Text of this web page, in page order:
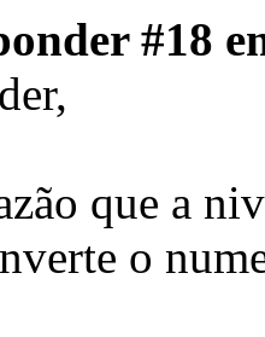
#18
que a
o